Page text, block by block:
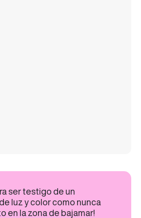
ser testigo de un
luz y color como nunca
en la zona de bajamar!